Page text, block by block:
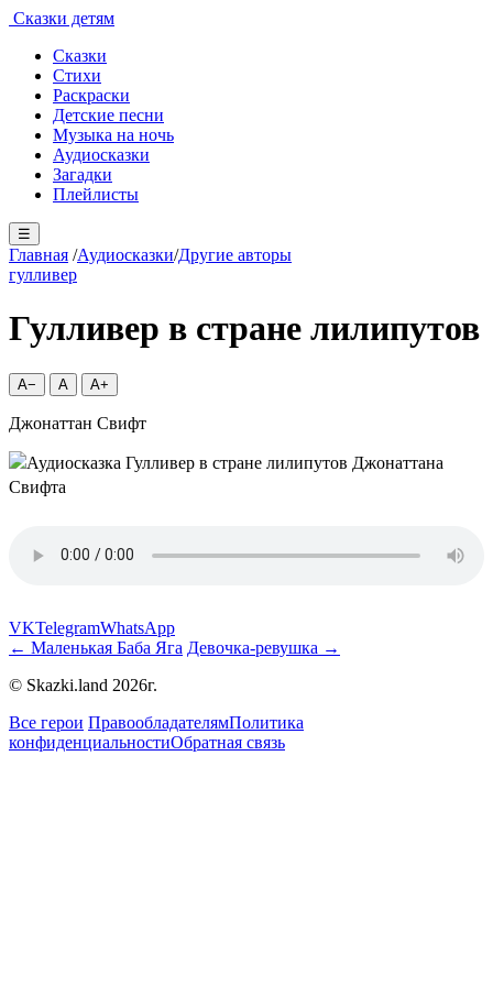
Сказки детям
Сказки
Стихи
Раскраски
Детские песни
Музыка на ночь
Аудиосказки
Загадки
Плейлисты
☰
Главная /Аудиосказки/Другие авторы
гулливер
Гулливер в стране лилипутов
A− A A+
Джонаттан Свифт
VKTelegramWhatsApp
← Маленькая Баба Яга Девочка-ревушка →
© Skazki.land 2026г.
Все герои ПравообладателямПолитика
конфиденциальностиОбратная связь